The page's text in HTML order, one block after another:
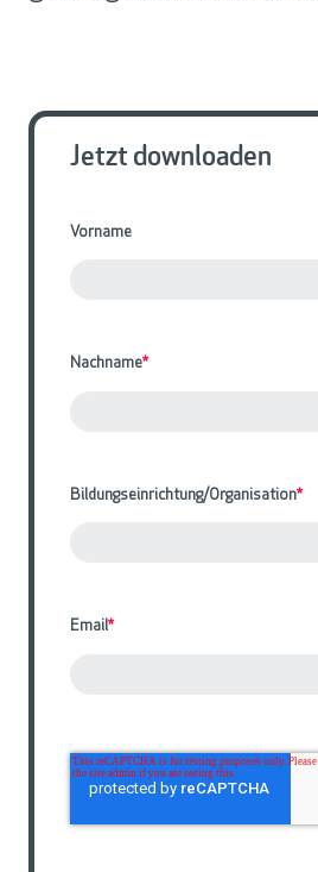
Jetzt downloaden
Vorname
Nachname*
Bildungseinrichtung/Organisation*
Email*